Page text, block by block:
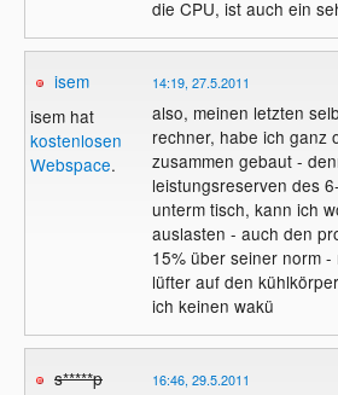
die CPU, ist auch ein
isem
isem hat
kostenlosen
Webspace.
14:19, 27.5.2011
also, meinen letzten
rechner, habe ich ganz
zusammen gebaut -
leistungsreserven des
unterm tisch, kann ich
auslasten - auch den
15% über seiner norm
lüfter auf den
ich keinen wakü
s*****p 16:46, 29.5.2011